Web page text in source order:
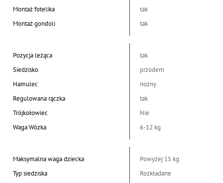
Montaż fotelika
tak
Montaż gondoli
tak
Pozycja leżąca
tak
Siedzisko
przodem
Hamulec
nożny
Regulowana rączka
tak
Trójkołowiec
Nie
Waga Wózka
6-12 kg
Maksymalna waga dziecka
Powyżej 15 kg
Typ siedziska
Rozkładane